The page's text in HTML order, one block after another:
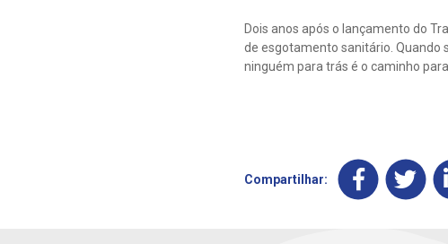
Dois anos após o lançamento do
de esgotamento sanitário. Quando
ninguém para trás é o caminho
Compartilhar: